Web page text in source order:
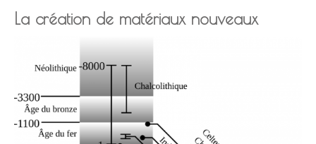
La création de matériaux nouveaux